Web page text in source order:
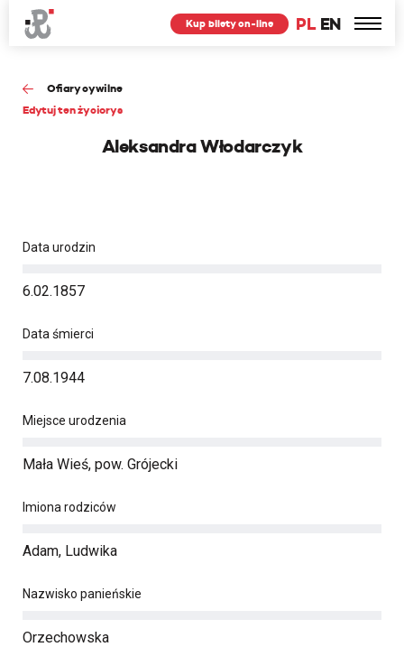
PL EN
Kup bilety on-line
Ofiary cywilne
Edytuj ten życiorys
Aleksandra Włodarczyk
Data urodzin
6.02.1857
Data śmierci
7.08.1944
Miejsce urodzenia
Mała Wieś, pow. Grójecki
Imiona rodziców
Adam, Ludwika
Nazwisko panieńskie
Orzechowska